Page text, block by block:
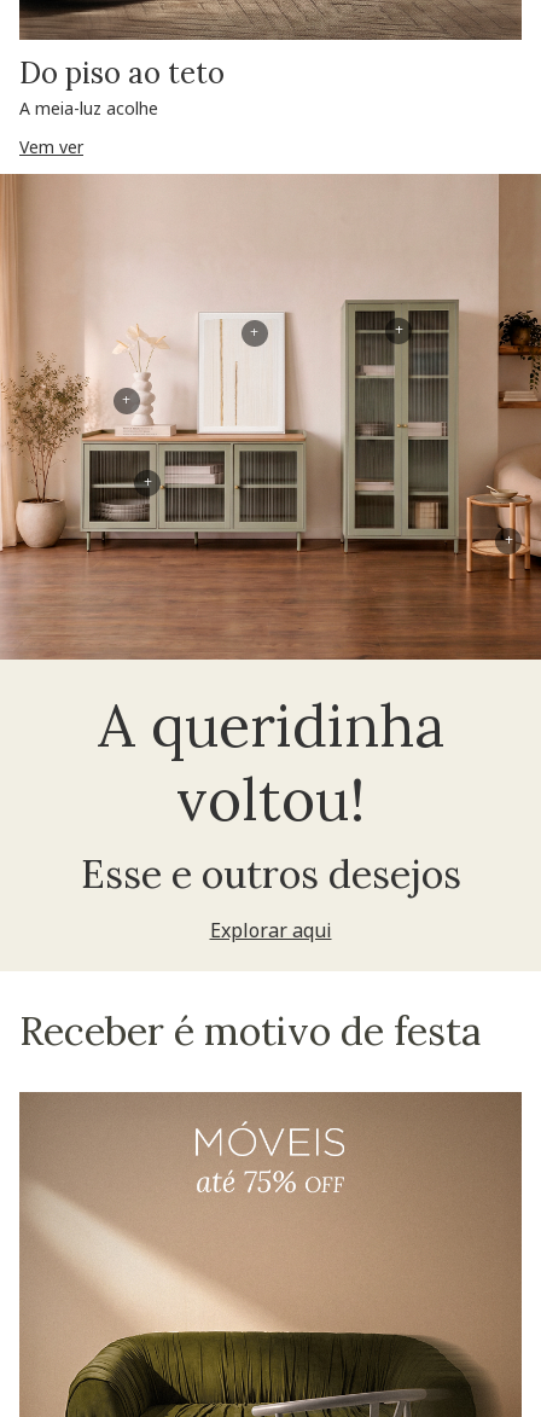
Do piso ao teto
A meia-luz acolhe
Vem ver
A queridinha
voltou!
Esse e outros desejos
Explorar aqui
+
+
+
+
+
Receber é motivo de festa